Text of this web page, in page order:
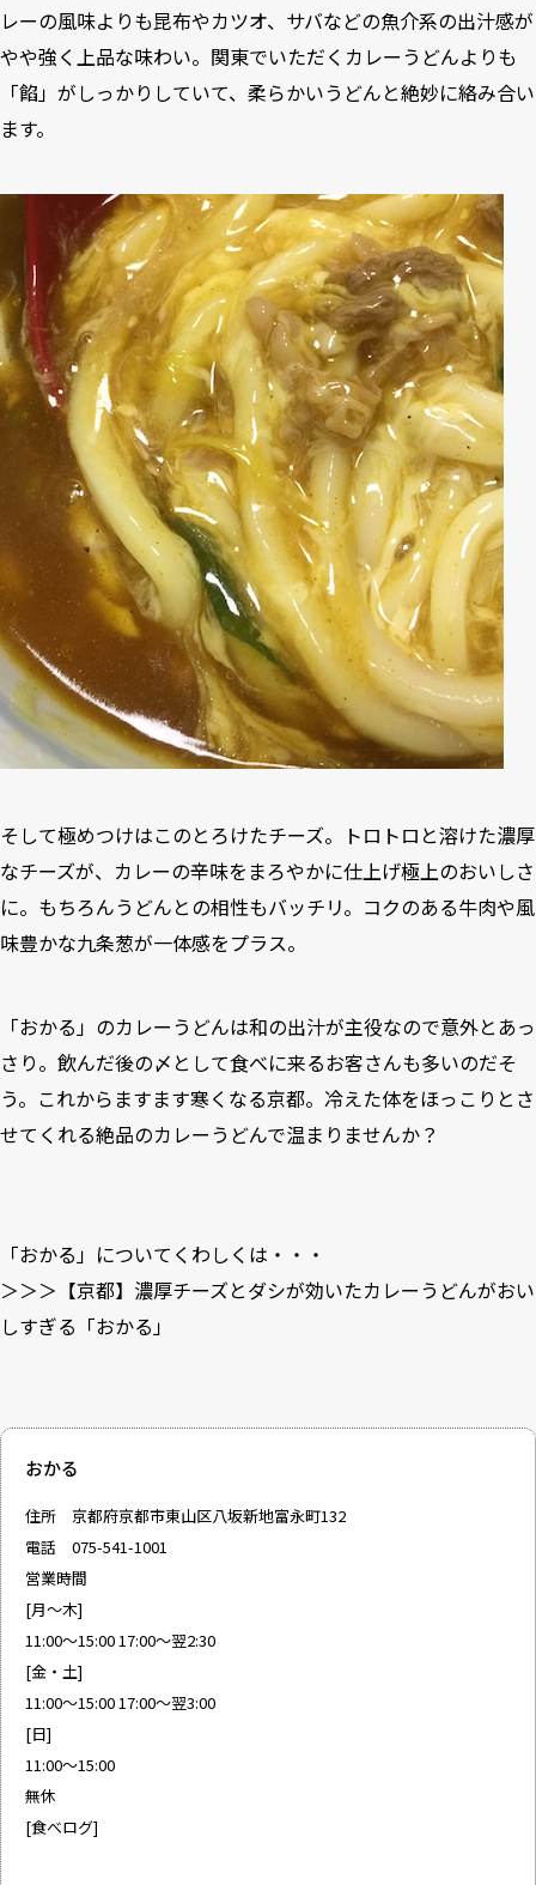
レーの風味よりも昆布やカツオ、サバなどの魚介系の出汁感が
やや強く上品な味わい。関東でいただくカレーうどんよりも
「餡」がしっかりしていて、柔らかいうどんと絶妙に絡み合い
ます。
そして極めつけはこのとろけたチーズ。トロトロと溶けた濃厚
なチーズが、カレーの辛味をまろやかに仕上げ極上のおいしさ
に。もちろんうどんとの相性もバッチリ。コクのある牛肉や風
味豊かな九条葱が一体感をプラス。
「おかる」のカレーうどんは和の出汁が主役なので意外とあっ
さり。飲んだ後の〆として食べに来るお客さんも多いのだそ
う。これからますます寒くなる京都。冷えた体をほっこりとさ
せてくれる絶品のカレーうどんで温まりませんか？
「おかる」についてくわしくは・・・
＞＞＞【京都】濃厚チーズとダシが効いたカレーうどんがおい
しすぎる「おかる」
おかる
住所 京都府京都市東山区八坂新地富永町132
電話 075-541-1001
営業時間
[月～木]
11:00～15:00 17:00～翌2:30
[金・土]
11:00～15:00 17:00～翌3:00
[日]
11:00～15:00
無休
[食べログ]